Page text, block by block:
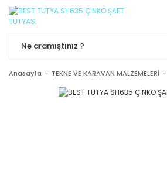
Anasayfa TEKNE VE KARAVAN MALZEMELERİ